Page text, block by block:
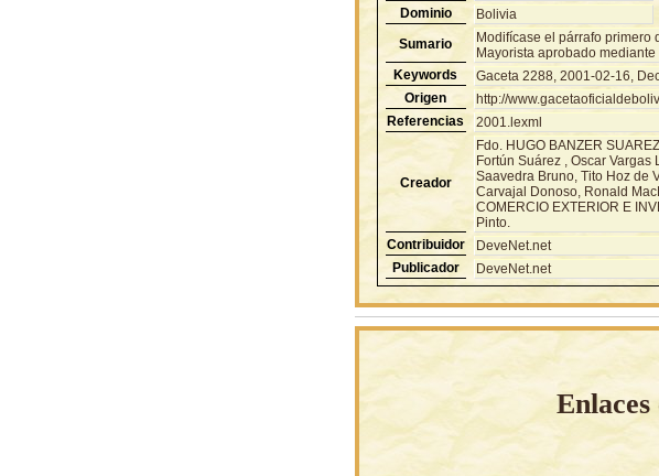
Dominio
Bolivia
Sumario
Modifícase el párrafo primero
Mayorista aprobado
Keywords
Gaceta 2288, 2001-02-16,
Origen
http://
Referencias
2001.lexml
Creador
Fdo. HUGO BANZER
Fortún Suárez , Oscar
Saavedra Bruno, Tito Hoz de
Carvajal Donoso, Ronald
COMERCIO EXTERIOR E
Pinto.
Contribuidor
DeveNet.net
Publicador
DeveNet.net